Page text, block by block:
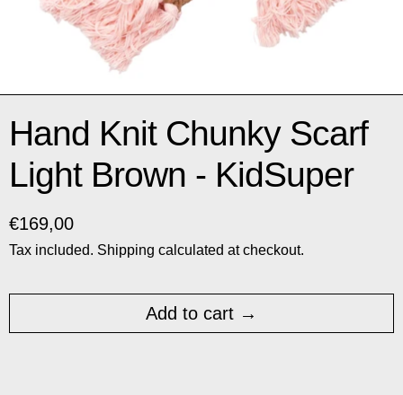
Hand Knit Chunky Scarf
Light Brown - KidSuper
Regular price
€169,00
Tax included. Shipping calculated at checkout.
Add to cart